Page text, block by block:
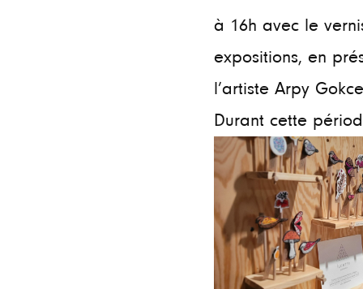
à 16h avec le
expositions, en
l’artiste Arpy
Durant cette